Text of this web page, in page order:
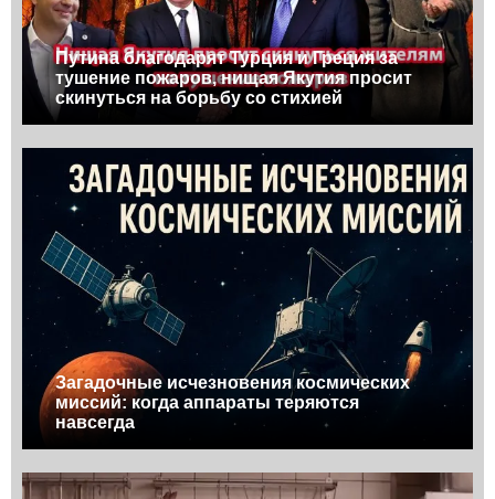
Путина благодарят Турция и Греция за
тушение пожаров, нищая Якутия просит
скинуться на борьбу со стихией
Загадочные исчезновения космических
миссий: когда аппараты теряются
навсегда